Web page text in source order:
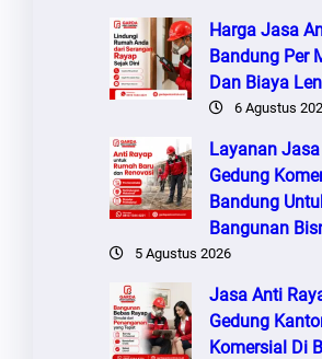
Harga Jasa
Bandung Per
Dan Biaya
6 Agustus
Layanan
Gedung
Bandung
Bangunan
5 Agustus 2026
Jasa Anti
Gedung
Komersial Di